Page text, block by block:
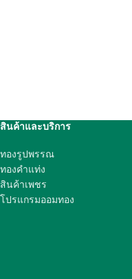
สินค้าและบริการ
ทองรูปพรรณ
ทองคำแท่ง
สินค้าเพชร
โปรแกรมออมทอง